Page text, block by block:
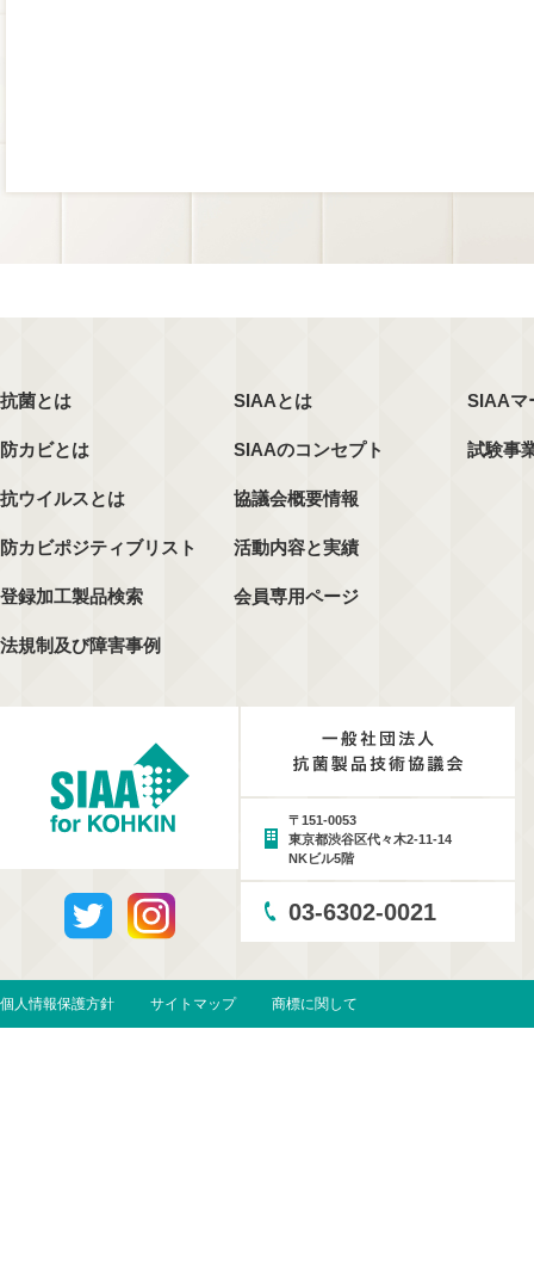
抗菌とは
防カビとは
抗ウイルスとは
防カビポジティブリスト
登録加工製品検索
法規制及び障害事例
SIAAとは
SIAAのコンセプト
協議会概要情報
活動内容と実績
会員専用ページ
SIAAマ
試験事
〒151-0053
東京都渋谷区代々木2-11-14
NKビル5階
03-6302-0021
個人情報保護方針 サイトマップ 商標に関して